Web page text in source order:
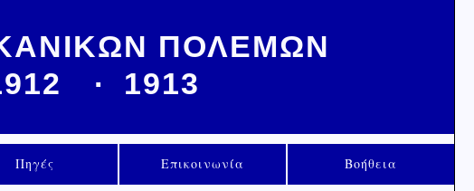
ΠΟΛΕΜΩΝ
. 1913
Πηγές Επικοινωνία Βοήθεια